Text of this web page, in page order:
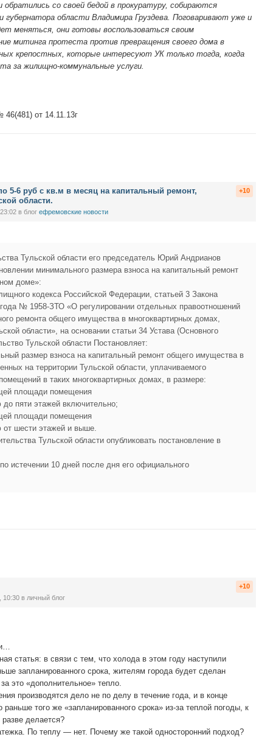
со своей бедой в прокуратуру, собираются
области Владимира Груздева. Поговаривают уже и
меняться, они готовы воспользоваться своим
митинга протеста против превращения своего дома в
крепостных, которые интересуют УК только тогда, когда
за жилищно-коммунальные услуги.
от 14.11.13г
5-6 руб с кв.м в месяц на капитальный ремонт,
области.
в блог ефремовские новости
+10
Тульской области его председатель Юрий Андрианов
минимального размера взноса на капитальный ремонт
доме»:
кодекса Российской Федерации, статьей 3 Закона
№ 1958-ЗТО «О регулировании отдельных правоотношений
ремонта общего имущества в многоквартирных домах,
области», на основании статьи 34 Устава (Основного
Тульской области Постановляет:
размер взноса на капитальный ремонт общего имущества в
на территории Тульской области, уплачиваемого
в таких многоквартирных домах, в размере:
площади помещения
пяти этажей включительно;
площади помещения
от шести этажей и выше.
Тульской области опубликовать постановление в
истечении 10 дней после дня его официального
10:30 в личный блог
+10
статья: в связи с тем, что холода в этом году наступили
запланированного срока, жителям города будет сделан
это «дополнительное» тепло.
производятся дело не по делу в течение года, и в конце
того же «запланированного срока» из-за теплой погоды, к
делается?
По теплу — нет. Почему же такой односторонний подход?